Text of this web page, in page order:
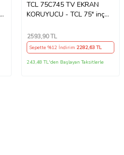
TCL 75C745 TV EKRAN
KORUYUCU - TCL 75" inç
Koruyucu
2593,90 TL
Sepette %12 İndirim 2282,63 TL
243,48 TL'den Başlayan Taksitlerle